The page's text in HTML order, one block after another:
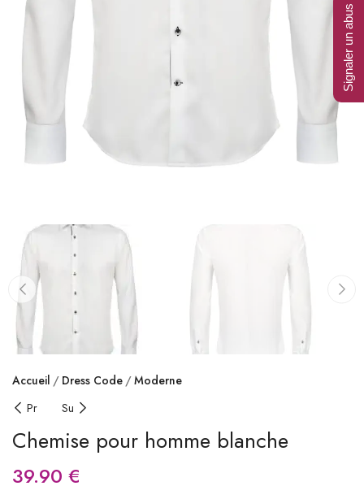
Accueil Dress Code
Moderne
Pr
Su
Chemise pour homme blanche
39.90 €
Signaler un abus